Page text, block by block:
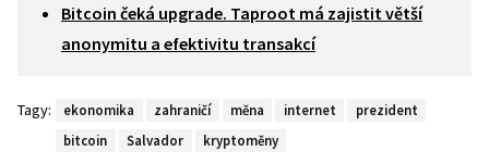
Bitcoin čeká upgrade. Taproot má zajistit větší
anonymitu a efektivitu transakcí
Tagy: ekonomika zahraničí měna internet
prezident
bitcoin
Salvador kryptoměny